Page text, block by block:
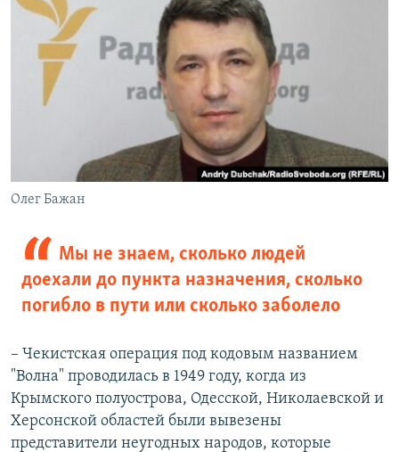
Олег Бажан
Мы не знаем, сколько людей
доехали до пункта назначения, сколько
погибло в пути или сколько заболело
– Чекистская операция под кодовым названием
"Волна" проводилась в 1949 году, когда из
Крымского полуострова, Одесской, Николаевской и
Херсонской областей были вывезены
представители неугодных народов, которые